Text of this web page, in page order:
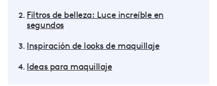
Filtros de belleza: Luce increíble en
segundos
Inspiración de looks de maquillaje
Ideas para maquillaje